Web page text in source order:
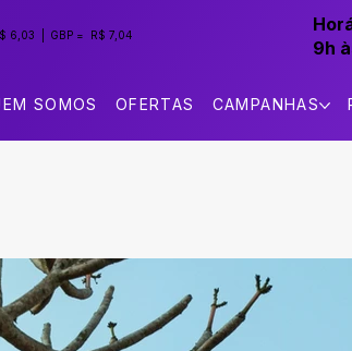
6,03 GBP = R$ 7,04
9h
SOMOS OFERTAS CAMPANHAS